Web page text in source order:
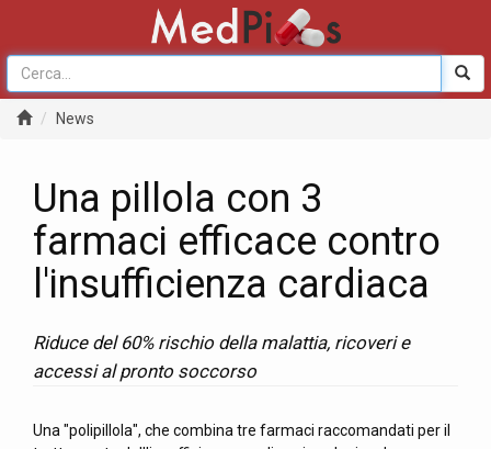
News
Una pillola con 3
farmaci efficace contro
l'insufficienza cardiaca
Riduce del 60% rischio della malattia, ricoveri e
accessi al pronto soccorso
Una "polipillola", che combina tre farmaci raccomandati per il